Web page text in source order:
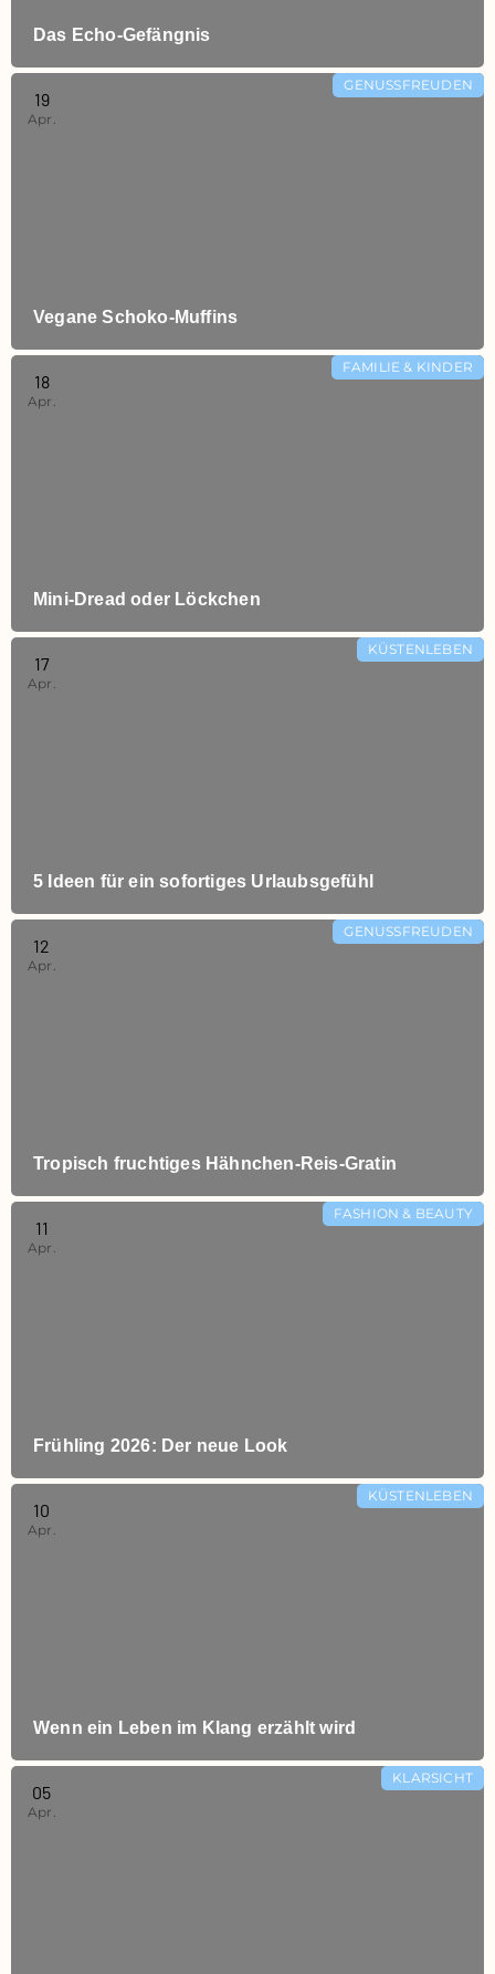
Das Echo‑Gefängnis
Vegane Schoko‑Muffins
GENUSSFREUDEN
19
Apr.
Mini‑Dread oder Löckchen
FAMILIE & KINDER
18
Apr.
5 Ideen für ein sofortiges Urlaubsgefühl
KÜSTENLEBEN
17
Apr.
Tropisch fruchtiges Hähnchen‑Reis‑Gratin
GENUSSFREUDEN
12
Apr.
Frühling 2026: Der neue Look
FASHION & BEAUTY
11
Apr.
Wenn ein Leben im Klang erzählt wird
KÜSTENLEBEN
10
Apr.
KLARSICHT
05
Apr.